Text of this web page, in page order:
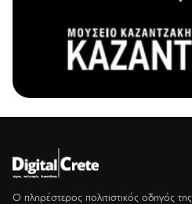
Ο πληρέστερος πολιτιστικός οδηγός της